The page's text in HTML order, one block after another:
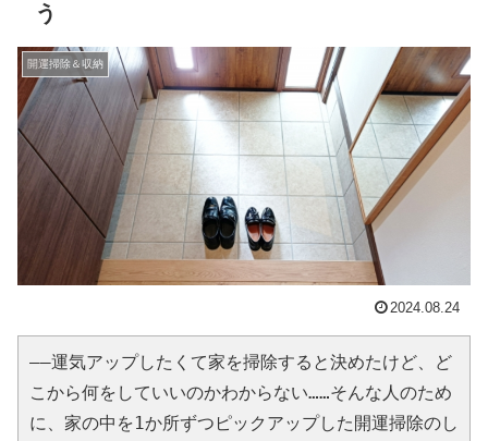
う
開運掃除＆収納
2024.08.24
――運気アップしたくて家を掃除すると決めたけど、ど
こから何をしていいのかわからない……そんな人のため
に、家の中を1か所ずつピックアップした開運掃除のし